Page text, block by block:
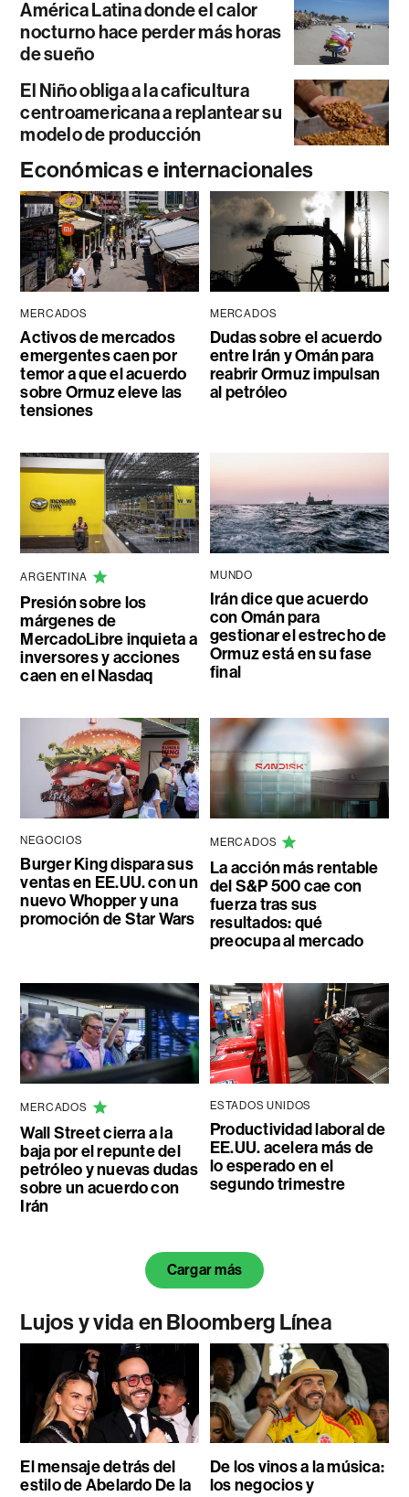
América Latina donde el calor
nocturno hace perder más horas
de sueño
El Niño obliga a la caficultura
centroamericana a replantear su
modelo de producción
Económicas e internacionales
MERCADOS
Activos de mercados
emergentes caen por
temor a que el acuerdo
sobre Ormuz eleve las
tensiones
MERCADOS
Dudas sobre el acuerdo
entre Irán y Omán para
reabrir Ormuz impulsan
al petróleo
ARGENTINA
Presión sobre los
márgenes de
MercadoLibre inquieta a
inversores y acciones
caen en el Nasdaq
MUNDO
Irán dice que acuerdo
con Omán para
gestionar el estrecho de
Ormuz está en su fase
final
NEGOCIOS
Burger King dispara sus
ventas en EE.UU. con un
nuevo Whopper y una
promoción de Star Wars
MERCADOS
La acción más rentable
del S&P 500 cae con
fuerza tras sus
resultados: qué
preocupa al mercado
MERCADOS
Wall Street cierra a la
baja por el repunte del
petróleo y nuevas dudas
sobre un acuerdo con
Irán
ESTADOS UNIDOS
Productividad laboral de
EE.UU. acelera más de
lo esperado en el
segundo trimestre
Cargar más
Lujos y vida en Bloomberg Línea
El mensaje detrás del
estilo de Abelardo De la
De los vinos a la música:
los negocios y